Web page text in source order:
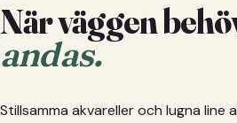
När väggen
andas.
Stillsamma akvareller och lugna